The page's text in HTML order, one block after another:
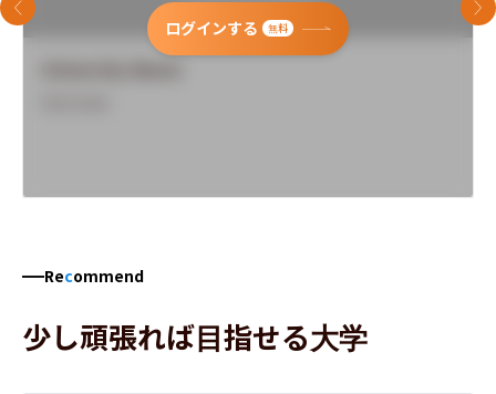
ログインする 無料
前のスライド 次
Recommend
少し頑張れば目指せる大学